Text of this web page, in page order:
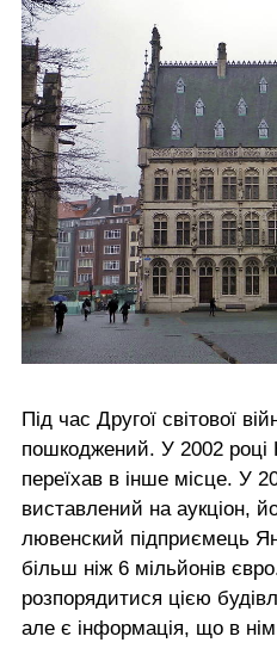
Під час Другої світової
пошкоджений. У 2002 році
переїхав в інше місце. У
виставлений на аукціон,
лювенский підприємець
більш ніж 6 мільйонів
розпорядитися цією
але є інформація, що в нім